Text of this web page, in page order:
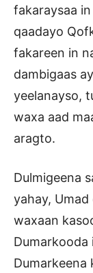
fakaraysaa
qaadayo
fakareen in
dambigaas
yeelanayso,
waxa aad
aragto.
Dulmigeena
yahay,
waxaan
Dumarkooda
Dumarkeena